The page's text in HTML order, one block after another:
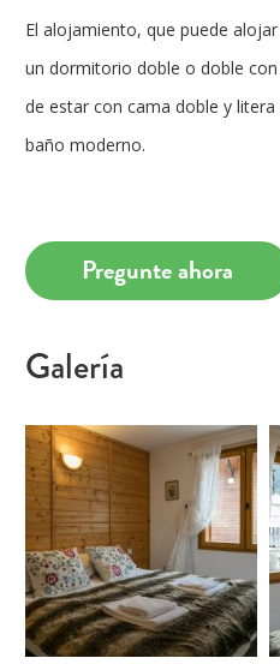
El alojamiento, que puede
un dormitorio doble o doble
de estar con cama doble y
baño moderno.
Pregunte ahora
Galería